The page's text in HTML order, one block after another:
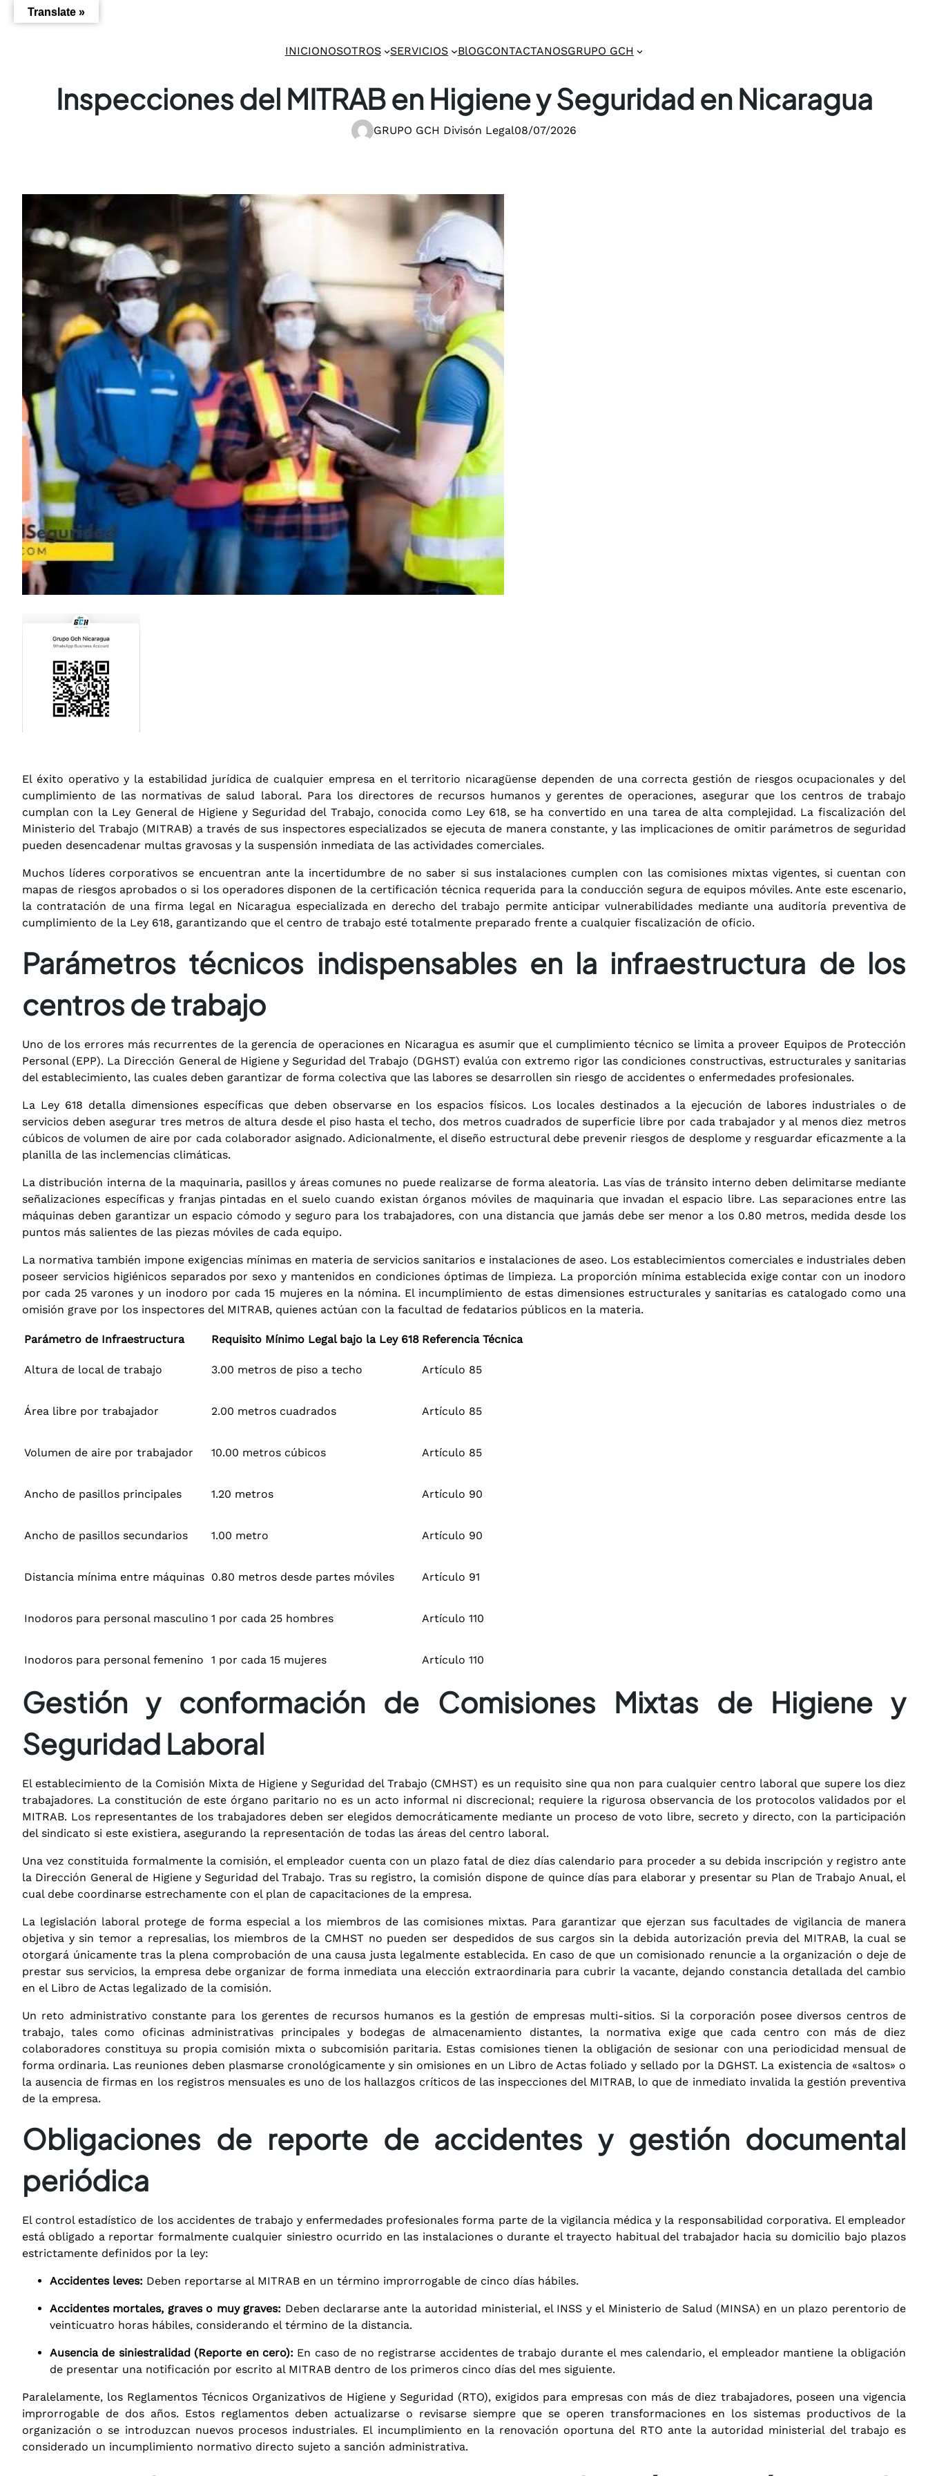
Saltar
INICIONOSOTROS SERVICIOS BlOGCONTACTANOSGRUPO GCH
Inspecciones del MITRAB en Higiene y Seguridad en Nicaragua
GRUPO GCH Divisón Legal08/07/2026
El éxito operativo y la estabilidad jurídica de cualquier empresa en el territorio nicaragüense dependen de una correcta gestión de riesgos ocupacionales y del
cumplimiento de las normativas de salud laboral. Para los directores de recursos humanos y gerentes de operaciones, asegurar que los centros de trabajo
cumplan con la Ley General de Higiene y Seguridad del Trabajo, conocida como Ley 618, se ha convertido en una tarea de alta complejidad. La fiscalización del
Ministerio del Trabajo (MITRAB) a través de sus inspectores especializados se ejecuta de manera constante, y las implicaciones de omitir parámetros de seguridad
pueden desencadenar multas gravosas y la suspensión inmediata de las actividades comerciales.
Muchos líderes corporativos se encuentran ante la incertidumbre de no saber si sus instalaciones cumplen con las comisiones mixtas vigentes, si cuentan con
mapas de riesgos aprobados o si los operadores disponen de la certificación técnica requerida para la conducción segura de equipos móviles. Ante este escenario,
la contratación de una firma legal en Nicaragua especializada en derecho del trabajo permite anticipar vulnerabilidades mediante una auditoría preventiva de
cumplimiento de la Ley 618, garantizando que el centro de trabajo esté totalmente preparado frente a cualquier fiscalización de oficio.
Parámetros técnicos indispensables en la infraestructura de los
centros de trabajo
Uno de los errores más recurrentes de la gerencia de operaciones en Nicaragua es asumir que el cumplimiento técnico se limita a proveer Equipos de Protección
Personal (EPP). La Dirección General de Higiene y Seguridad del Trabajo (DGHST) evalúa con extremo rigor las condiciones constructivas, estructurales y sanitarias
del establecimiento, las cuales deben garantizar de forma colectiva que las labores se desarrollen sin riesgo de accidentes o enfermedades profesionales.
La Ley 618 detalla dimensiones específicas que deben observarse en los espacios físicos. Los locales destinados a la ejecución de labores industriales o de
servicios deben asegurar tres metros de altura desde el piso hasta el techo, dos metros cuadrados de superficie libre por cada trabajador y al menos diez metros
cúbicos de volumen de aire por cada colaborador asignado. Adicionalmente, el diseño estructural debe prevenir riesgos de desplome y resguardar eficazmente a la
planilla de las inclemencias climáticas.
La distribución interna de la maquinaria, pasillos y áreas comunes no puede realizarse de forma aleatoria. Las vías de tránsito interno deben delimitarse mediante
señalizaciones específicas y franjas pintadas en el suelo cuando existan órganos móviles de maquinaria que invadan el espacio libre. Las separaciones entre las
máquinas deben garantizar un espacio cómodo y seguro para los trabajadores, con una distancia que jamás debe ser menor a los 0.80 metros, medida desde los
puntos más salientes de las piezas móviles de cada equipo.
La normativa también impone exigencias mínimas en materia de servicios sanitarios e instalaciones de aseo. Los establecimientos comerciales e industriales deben
poseer servicios higiénicos separados por sexo y mantenidos en condiciones óptimas de limpieza. La proporción mínima establecida exige contar con un inodoro
por cada 25 varones y un inodoro por cada 15 mujeres en la nómina. El incumplimiento de estas dimensiones estructurales y sanitarias es catalogado como una
omisión grave por los inspectores del MITRAB, quienes actúan con la facultad de fedatarios públicos en la materia.
Parámetro de Infraestructura Requisito Mínimo Legal bajo la Ley 618 Referencia Técnica
Altura de local de trabajo 3.00 metros de piso a techo Artículo 85
Área libre por trabajador 2.00 metros cuadrados Artículo 85
Volumen de aire por trabajador 10.00 metros cúbicos Artículo 85
Ancho de pasillos principales 1.20 metros Artículo 90
Ancho de pasillos secundarios 1.00 metro Artículo 90
Distancia mínima entre máquinas 0.80 metros desde partes móviles Artículo 91
Inodoros para personal masculino 1 por cada 25 hombres Artículo 110
Inodoros para personal femenino 1 por cada 15 mujeres Artículo 110
Gestión y conformación de Comisiones Mixtas de Higiene y
Seguridad Laboral
El establecimiento de la Comisión Mixta de Higiene y Seguridad del Trabajo (CMHST) es un requisito sine qua non para cualquier centro laboral que supere los diez
trabajadores. La constitución de este órgano paritario no es un acto informal ni discrecional; requiere la rigurosa observancia de los protocolos validados por el
MITRAB. Los representantes de los trabajadores deben ser elegidos democráticamente mediante un proceso de voto libre, secreto y directo, con la participación
del sindicato si este existiera, asegurando la representación de todas las áreas del centro laboral.
Una vez constituida formalmente la comisión, el empleador cuenta con un plazo fatal de diez días calendario para proceder a su debida inscripción y registro ante
la Dirección General de Higiene y Seguridad del Trabajo. Tras su registro, la comisión dispone de quince días para elaborar y presentar su Plan de Trabajo Anual, el
cual debe coordinarse estrechamente con el plan de capacitaciones de la empresa.
La legislación laboral protege de forma especial a los miembros de las comisiones mixtas. Para garantizar que ejerzan sus facultades de vigilancia de manera
objetiva y sin temor a represalias, los miembros de la CMHST no pueden ser despedidos de sus cargos sin la debida autorización previa del MITRAB, la cual se
otorgará únicamente tras la plena comprobación de una causa justa legalmente establecida. En caso de que un comisionado renuncie a la organización o deje de
prestar sus servicios, la empresa debe organizar de forma inmediata una elección extraordinaria para cubrir la vacante, dejando constancia detallada del cambio
en el Libro de Actas legalizado de la comisión.
Un reto administrativo constante para los gerentes de recursos humanos es la gestión de empresas multi-sitios. Si la corporación posee diversos centros de
trabajo, tales como oficinas administrativas principales y bodegas de almacenamiento distantes, la normativa exige que cada centro con más de diez
colaboradores constituya su propia comisión mixta o subcomisión paritaria. Estas comisiones tienen la obligación de sesionar con una periodicidad mensual de
forma ordinaria. Las reuniones deben plasmarse cronológicamente y sin omisiones en un Libro de Actas foliado y sellado por la DGHST. La existencia de «saltos» o
la ausencia de firmas en los registros mensuales es uno de los hallazgos críticos de las inspecciones del MITRAB, lo que de inmediato invalida la gestión preventiva
de la empresa.
Obligaciones de reporte de accidentes y gestión documental
periódica
El control estadístico de los accidentes de trabajo y enfermedades profesionales forma parte de la vigilancia médica y la responsabilidad corporativa. El empleador
está obligado a reportar formalmente cualquier siniestro ocurrido en las instalaciones o durante el trayecto habitual del trabajador hacia su domicilio bajo plazos
estrictamente definidos por la ley:
Accidentes leves: Deben reportarse al MITRAB en un término improrrogable de cinco días hábiles.
Accidentes mortales, graves o muy graves: Deben declararse ante la autoridad ministerial, el INSS y el Ministerio de Salud (MINSA) en un plazo perentorio de
veinticuatro horas hábiles, considerando el término de la distancia.
Ausencia de siniestralidad (Reporte en cero): En caso de no registrarse accidentes de trabajo durante el mes calendario, el empleador mantiene la obligación
de presentar una notificación por escrito al MITRAB dentro de los primeros cinco días del mes siguiente.
Paralelamente, los Reglamentos Técnicos Organizativos de Higiene y Seguridad (RTO), exigidos para empresas con más de diez trabajadores, poseen una vigencia
improrrogable de dos años. Estos reglamentos deben actualizarse o revisarse siempre que se operen transformaciones en los sistemas productivos de la
organización o se introduzcan nuevos procesos industriales. El incumplimiento en la renovación oportuna del RTO ante la autoridad ministerial del trabajo es
considerado un incumplimiento normativo directo sujeto a sanción administrativa.
Translate »